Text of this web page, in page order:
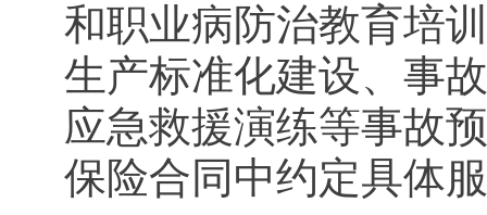
和职业病防治教育培
生产标准化建设、事
应急救援演练等事故
保险合同中约定具体